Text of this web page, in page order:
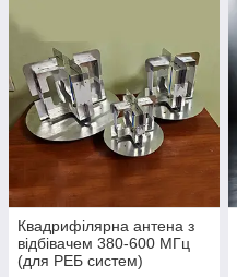
Квадрифілярна антена з
відбівачем 380-600 МГц
(для РЕБ систем)